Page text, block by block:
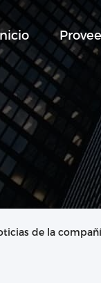
de la